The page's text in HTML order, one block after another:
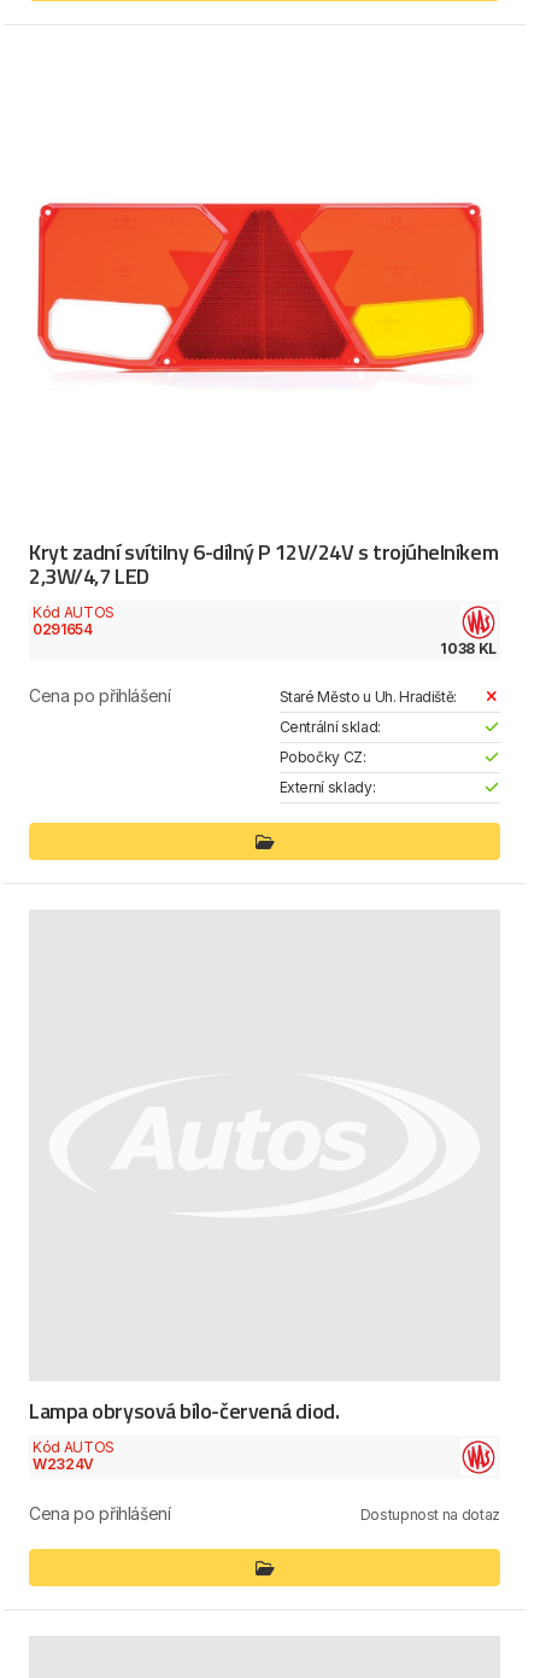
Kryt zadní svítilny 6-dílný P 12V/24V s trojúhelníkem
2,3W/4,7 LED
Kód AUTOS
0291654
1038 KL
Cena po přihlášení
Staré Město u Uh. Hradiště:
Centrální sklad:
Pobočky CZ:
Externí sklady:
Lampa obrysová bílo-červená diod.
Kód AUTOS
W2324V
Cena po přihlášení Dostupnost na dotaz